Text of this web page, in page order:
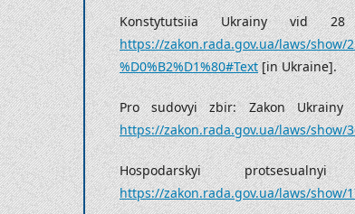
Konstytutsiia Ukrainy vid
https://zakon.rada.gov.ua/laws/show/
%D0%B2%D1%80#Text[in Ukraine].
Pro sudovyi zbir: Zakon Ukrainy
https://zakon.rada.gov.ua/laws/show/
Hospodarskyi
https://zakon.rada.gov.ua/laws/show/